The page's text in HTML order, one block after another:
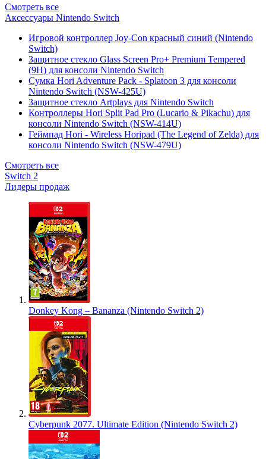
Смотреть все
Аксессуары Nintendo Switch
Игровой контроллер Joy-Con красный синий (Nintendo
Switch)
Защитное стекло Glass Screen Pro+ Premium Tempered
(9H) для консоли Nintendo Switch
Сумка Hori Adventure Pack - Splatoon 3 для консоли
Nintendo Switch (NSW-425U)
Защитное стекло Artplays для Nintendo Switch
Контроллеры Hori Split Pad Pro (Lucario & Pikachu) для
консоли Nintendo Switch (NSW-414U)
Геймпад Hori - Wireless Horipad (The Legend of Zelda) для
консоли Nintendo Switch (NSW-479U)
Смотреть все
Switch 2
Лидеры продаж
Donkey Kong – Bananza (Nintendo Switch 2)
Cyberpunk 2077. Ultimate Edition (Nintendo Switch 2)